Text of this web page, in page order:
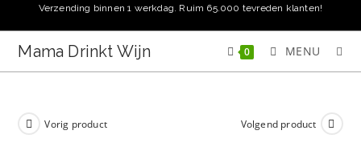
naar
inhoud
Verzending binnen 1 werkdag. Ruim 65.000 tevreden klanten!
Mama Drinkt Wijn 0 MENU
Vorig product Volgend product